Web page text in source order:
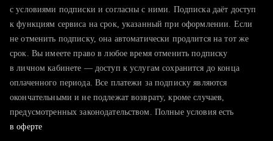
с условиями подписки и согласны с ними. Подписка даёт доступ
к функциям сервиса на срок, указанный при оформлении. Если
не отменить подписку, она автоматически продлится на тот же
срок. Вы имеете право в любое время отменить подписку
в личном кабинете — доступ к услугам сохранится до конца
оплаченного периода. Все платежи за подписку являются
окончательными и не подлежат возврату, кроме случаев,
предусмотренных законодательством. Полные условия есть
в оферте